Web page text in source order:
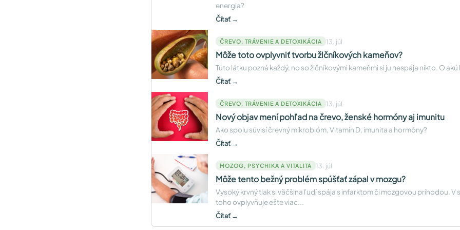
energia?
Čítať →
ČREVO, TRÁVENIE A DETOXIKÁCIA 13. júl
Môže toto ovplyvniť tvorbu žlčníkových kameňov?
Túto látku pozná každý, no so žlčníkovými kameňmi si ju nespája nikto. O akú
Čítať →
ČREVO, TRÁVENIE A DETOXIKÁCIA 13. júl
Nový objav mení pohľad na črevo, ženské hormóny aj imunitu
Ako spolu súvisí črevný mikrobióm, Vitamín D, imunita a hormóny?
Čítať →
MOZOG, PSYCHIKA A VITALITA 13. júl
Môže tento bežný problém spúšťať zápal v mozgu?
Vysoký krvný tlak si väčšina ľudí spája s infarktom či mozgovou príhodou. V
toho ovplyvňuje ešte viac...
Čítať →